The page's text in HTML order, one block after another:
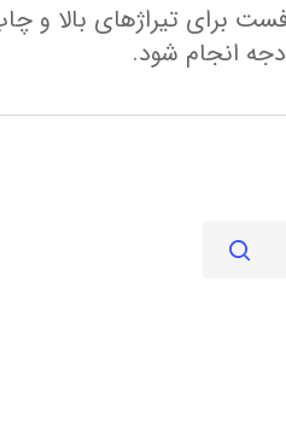
برای تیراژهای بالا
انجام شود.